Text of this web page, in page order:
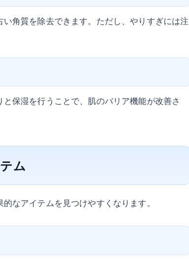
角質を除去できます。ただし、やりすぎには注
保湿を行うことで、肌のバリア機能が改善さ
ム
なアイテムを見つけやすくなります。